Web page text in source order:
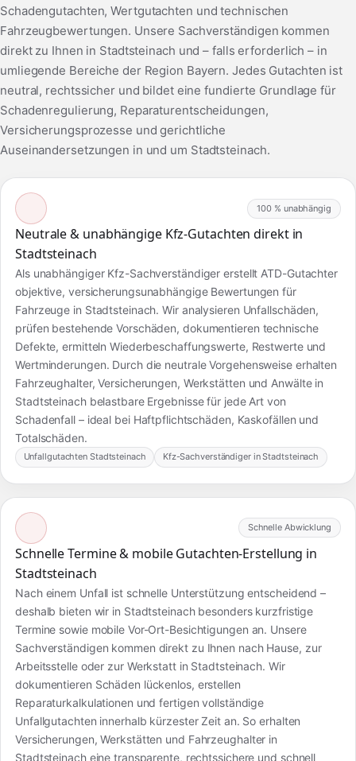
Schadengutachten, Wertgutachten und technischen
Fahrzeugbewertungen. Unsere Sachverständigen kommen
direkt zu Ihnen in Stadtsteinach und – falls erforderlich – in
umliegende Bereiche der Region Bayern. Jedes Gutachten ist
neutral, rechtssicher und bildet eine fundierte Grundlage für
Schadenregulierung, Reparaturentscheidungen,
Versicherungsprozesse und gerichtliche
Auseinandersetzungen in und um Stadtsteinach.
100 % unabhängig
Neutrale & unabhängige Kfz-Gutachten direkt in
Stadtsteinach
Als unabhängiger Kfz-Sachverständiger erstellt ATD-Gutachter
objektive, versicherungsunabhängige Bewertungen für
Fahrzeuge in Stadtsteinach. Wir analysieren Unfallschäden,
prüfen bestehende Vorschäden, dokumentieren technische
Defekte, ermitteln Wiederbeschaffungswerte, Restwerte und
Wertminderungen. Durch die neutrale Vorgehensweise erhalten
Fahrzeughalter, Versicherungen, Werkstätten und Anwälte in
Stadtsteinach belastbare Ergebnisse für jede Art von
Schadenfall – ideal bei Haftpflichtschäden, Kaskofällen und
Totalschäden.
Unfallgutachten Stadtsteinach Kfz-Sachverständiger in Stadtsteinach
Schnelle Abwicklung
Schnelle Termine & mobile Gutachten-Erstellung in
Stadtsteinach
Nach einem Unfall ist schnelle Unterstützung entscheidend –
deshalb bieten wir in Stadtsteinach besonders kurzfristige
Termine sowie mobile Vor-Ort-Besichtigungen an. Unsere
Sachverständigen kommen direkt zu Ihnen nach Hause, zur
Arbeitsstelle oder zur Werkstatt in Stadtsteinach. Wir
dokumentieren Schäden lückenlos, erstellen
Reparaturkalkulationen und fertigen vollständige
Unfallgutachten innerhalb kürzester Zeit an. So erhalten
Versicherungen, Werkstätten und Fahrzeughalter in
Stadtsteinach eine transparente, rechtssichere und schnell